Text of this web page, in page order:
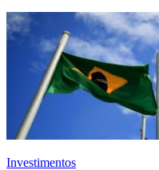
Investimentos